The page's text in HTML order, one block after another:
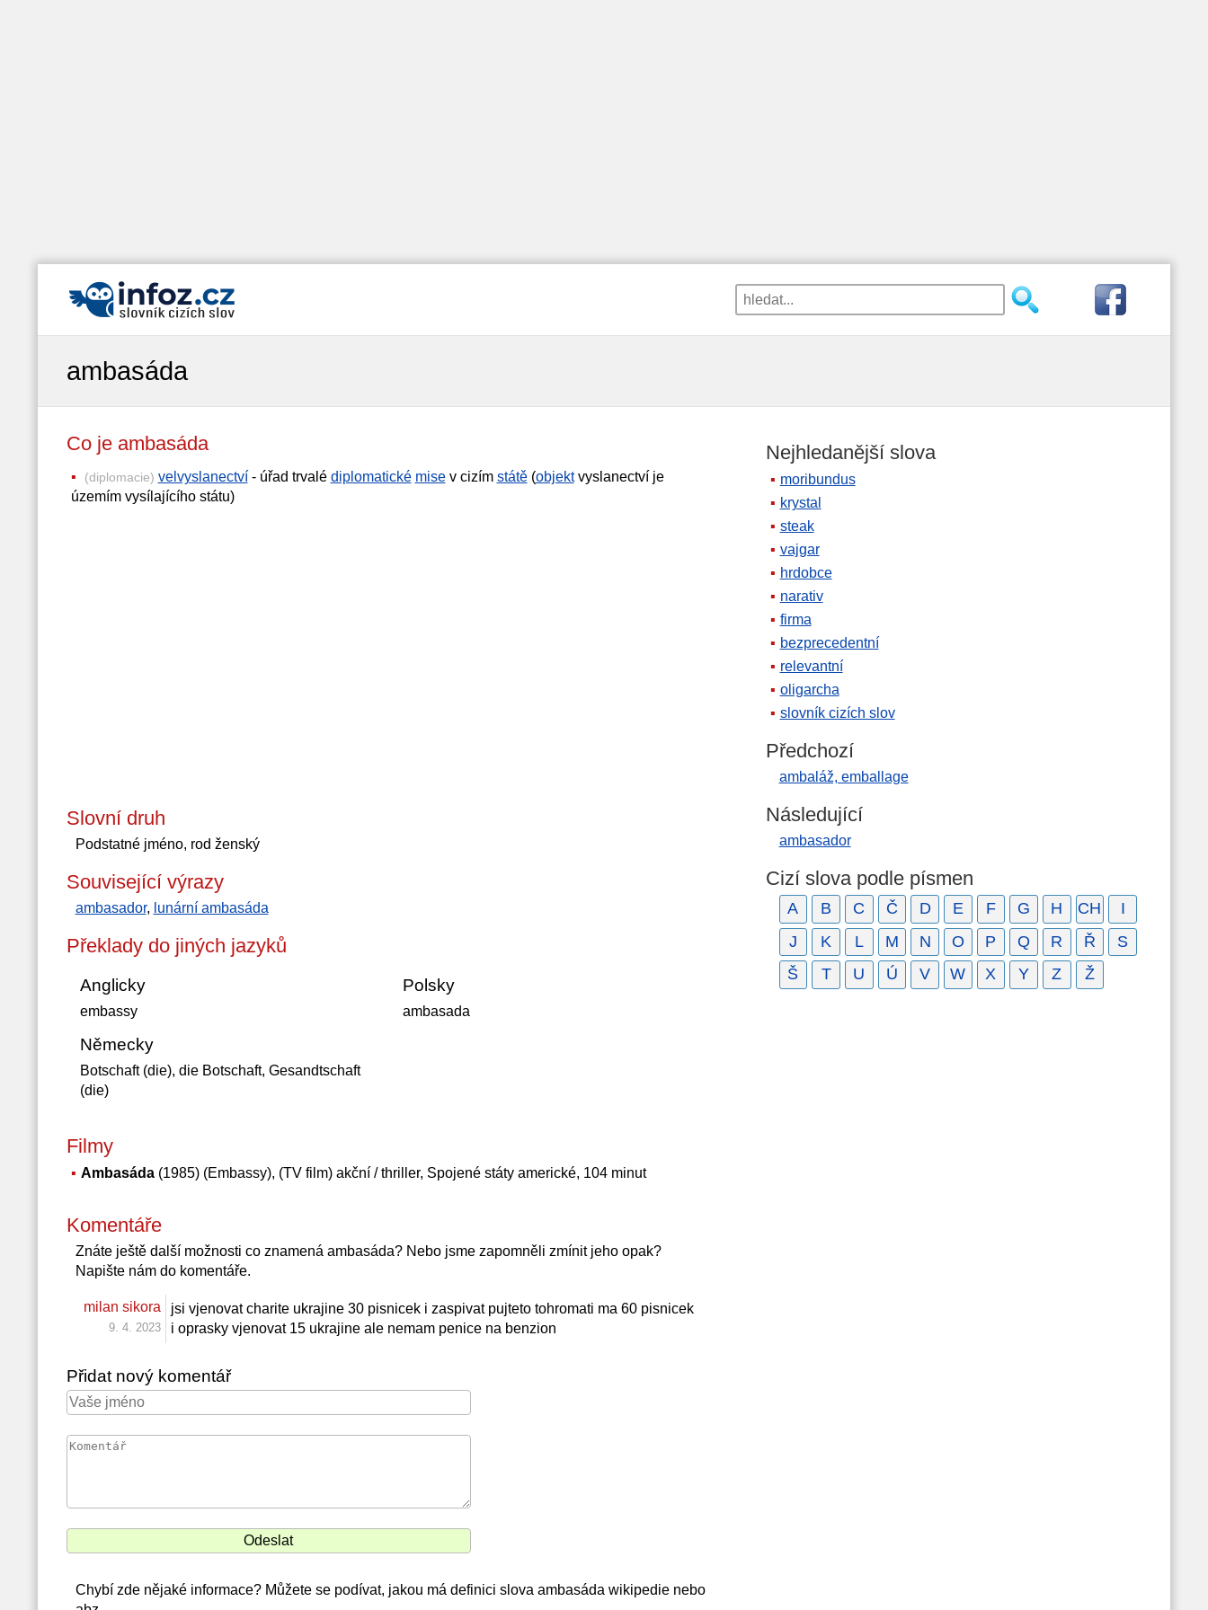
ambasáda
Co je ambasáda
(diplomacie) velvyslanectví- úřad trvalé diplomatické misev cizím státě(objektvyslanectví je
územím vysílajícího státu)
Slovní druh
Podstatné jméno, rod ženský
Související výrazy
ambasador, lunární ambasáda
Překlady do jiných jazyků
Anglicky
embassy
Německy
Botschaft (die), die Botschaft, Gesandtschaft
(die)
Polsky
ambasada
Filmy
Ambasáda(1985) (Embassy), (TV film) akční / thriller, Spojené státy americké, 104 minut
Komentáře
Znáte ještě další možnosti co znamená ambasáda? Nebo jsme zapomněli zmínit jeho opak?
Napište nám do komentáře.
milan sikora
9. 4. 2023
jsi vjenovat charite ukrajine 30 pisnicek i zaspivat pujteto tohromati ma 60 pisnicek
i oprasky vjenovat 15 ukrajine ale nemam penice na benzion
Přidat nový komentář
Chybí zde nějaké informace? Můžete se podívat, jakou má definici slova ambasáda wikipedie nebo
Nejhledanější slova
moribundus
krystal
steak
vajgar
hrdobce
narativ
firma
bezprecedentní
relevantní
oligarcha
slovník cizích slov
Předchozí
ambaláž, emballage
Následující
ambasador
Cizí slova podle písmen
A B C Č D E F G H CH
I
J
K L M N O P Q R Ř
S
Š
T U Ú V W X Y Z Ž